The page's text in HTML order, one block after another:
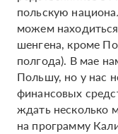
польскую
можем
шенгена, кроме
полгода). В мае
Польшу, но у нас
финансовых
ждать несколько
на программу